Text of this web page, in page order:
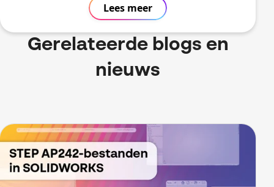
Lees meer
Gerelateerde blogs en
nieuws